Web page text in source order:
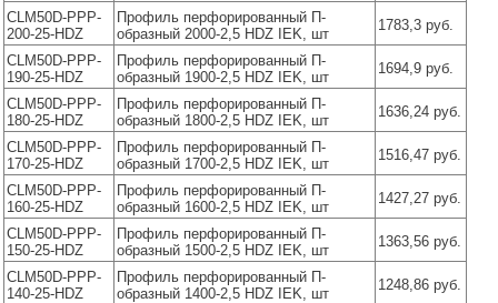
CLM50D-PPP-
200-25-HDZ
Профиль перфорированный П-
образный 2000-2,5 HDZ IEK, шт
1783,3 руб.
CLM50D-PPP-
190-25-HDZ
Профиль перфорированный П-
образный 1900-2,5 HDZ IEK, шт
1694,9 руб.
CLM50D-PPP-
180-25-HDZ
Профиль перфорированный П-
образный 1800-2,5 HDZ IEK, шт
1636,24 руб.
CLM50D-PPP-
170-25-HDZ
Профиль перфорированный П-
образный 1700-2,5 HDZ IEK, шт
1516,47 руб.
CLM50D-PPP-
160-25-HDZ
Профиль перфорированный П-
образный 1600-2,5 HDZ IEK, шт
1427,27 руб.
CLM50D-PPP-
150-25-HDZ
Профиль перфорированный П-
образный 1500-2,5 HDZ IEK, шт
1363,56 руб.
CLM50D-PPP-
140-25-HDZ
Профиль перфорированный П-
образный 1400-2,5 HDZ IEK, шт
1248,86 руб.